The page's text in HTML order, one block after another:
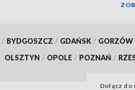
/ BYDGOSZCZ / GDAŃSK / GORZÓW
OLSZTYN / OPOLE / POZNAŃ /
Dołącz do